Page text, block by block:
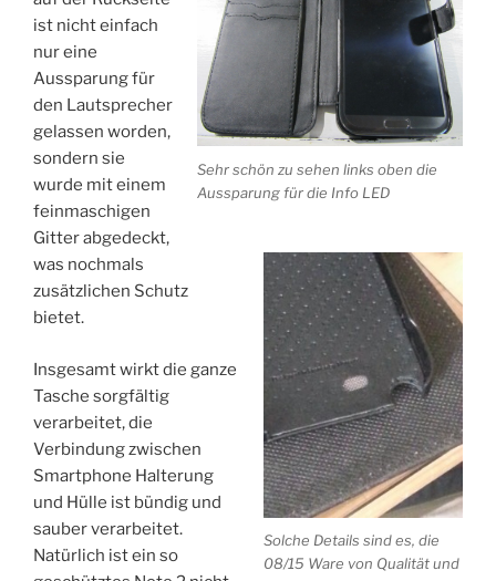
Sehr schön zu sehen links oben die
Aussparung für die Info LED
Solche Details sind es, die
08/15 Ware von Qualität und
ist nicht einfach
nur eine
Aussparung für
den Lautsprecher
gelassen worden,
sondern sie
wurde mit einem
feinmaschigen
Gitter abgedeckt,
was nochmals
zusätzlichen Schutz
bietet.
Insgesamt wirkt die ganze
Tasche sorgfältig
verarbeitet, die
Verbindung zwischen
Smartphone Halterung
und Hülle ist bündig und
sauber verarbeitet.
Natürlich ist ein so